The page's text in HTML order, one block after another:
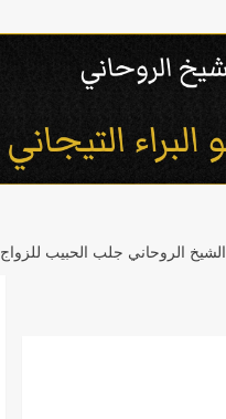
الشيخ الروحاني جلب الحبيب للزواج